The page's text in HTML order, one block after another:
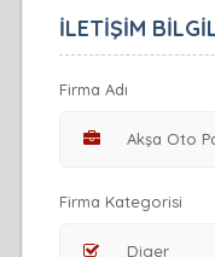
İLETİŞİM
Firma Adı
Firma Kategorisi